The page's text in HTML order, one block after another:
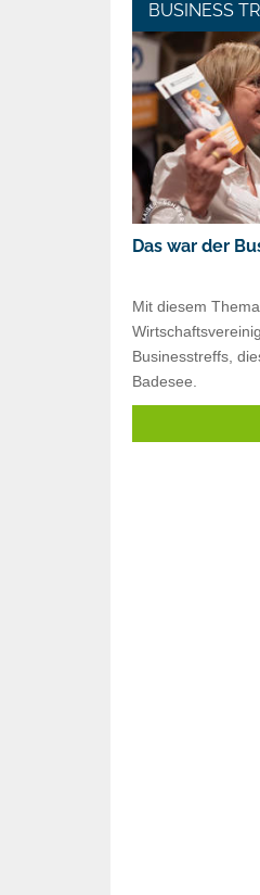
BUSINESS
Das war der
Mit diesem
Businesstreffs,
Badesee.